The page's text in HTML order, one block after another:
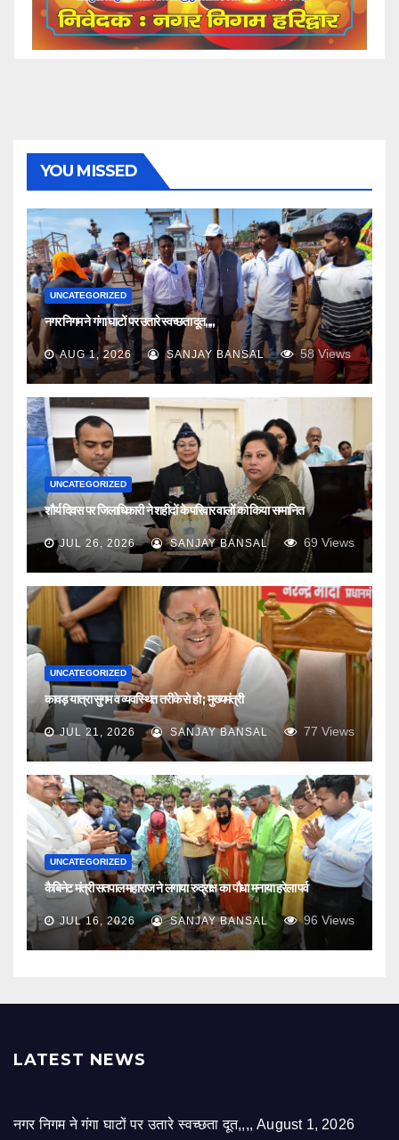
YOU MISSED
UNCATEGORIZED
नगर निगम ने गंगा घाटों पर उतारे स्वच्छता दूत,,,,
AUG 1, 2026 SANJAY BANSAL 58Views
UNCATEGORIZED
शौर्य दिवस पर जिलाधिकारी ने शहीदों के परिवार वालों को किया सम्मानित
JUL 26, 2026 SANJAY BANSAL 69 Views
UNCATEGORIZED
कावड़ यात्रा सुगम व व्यवस्थित तरीके से हो ; मुख्यमंत्री
JUL 21, 2026 SANJAY BANSAL 77 Views
UNCATEGORIZED
कैबिनेट मंत्री सतपाल महाराज ने लगाया रुद्राक्ष का पौधा मनाया हरेला पर्व
JUL 16, 2026 SANJAY BANSAL 96 Views
LATEST NEWS
नगर निगम ने गंगा घाटों पर उतारे स्वच्छता दूत,,,, August 1, 2026